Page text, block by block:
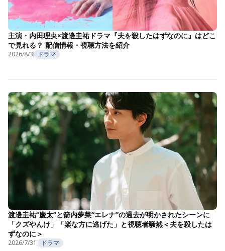
主演・内田理央×渡邊圭祐ドラマ『夫を殺したはずなのに』はどこ
で見れる？ 配信情報・視聴方法を紹介
2026/8/3 ドラマ
渡邊圭祐“慶太”と箭内夢菜“エレナ”の過去が明かされたシーンに
「クズやんけ」「楽な方に逃げた」と視聴者騒然＜夫を殺したは
ずなのに＞
2026/7/31 ドラマ